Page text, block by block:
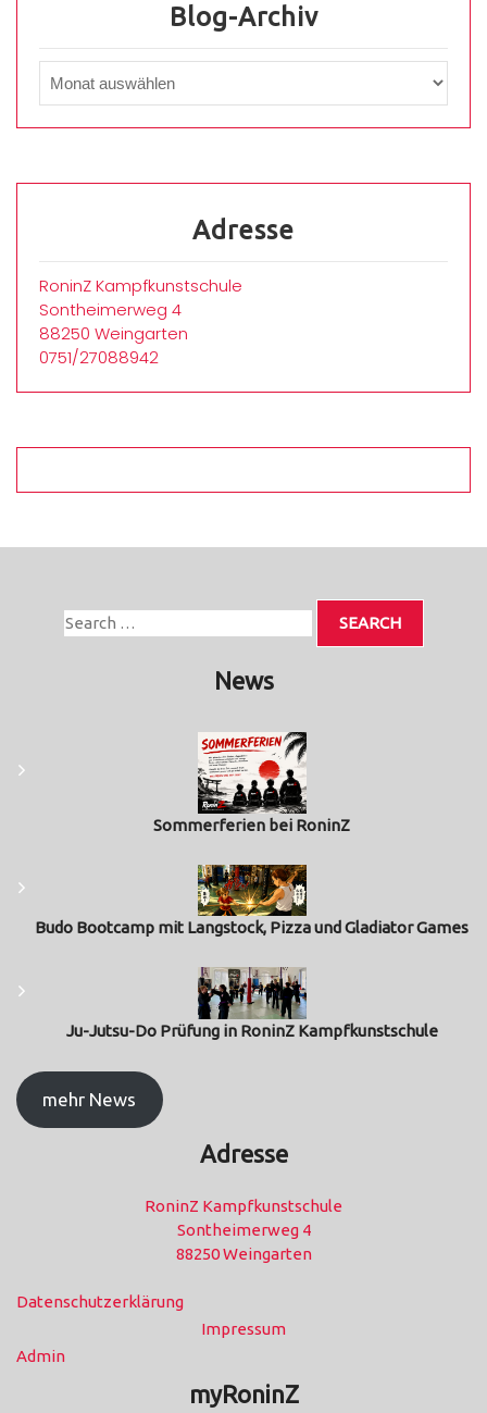
Blog-Archiv
Adresse
RoninZ Kampfkunstschule
Sontheimerweg 4
88250 Weingarten
0751/27088942
News
Sommerferien bei RoninZ
Budo Bootcamp mit Langstock, Pizza und Gladiator Games
Ju-Jutsu-Do Prüfung in RoninZ Kampfkunstschule
mehr News
Adresse
RoninZ Kampfkunstschule
Sontheimerweg 4
88250 Weingarten
Datenschutzerklärung
Impressum
Admin
myRoninZ